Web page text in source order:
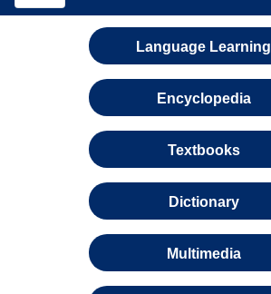
Language Learning
Encyclopedia
Textbooks
Dictionary
Multimedia